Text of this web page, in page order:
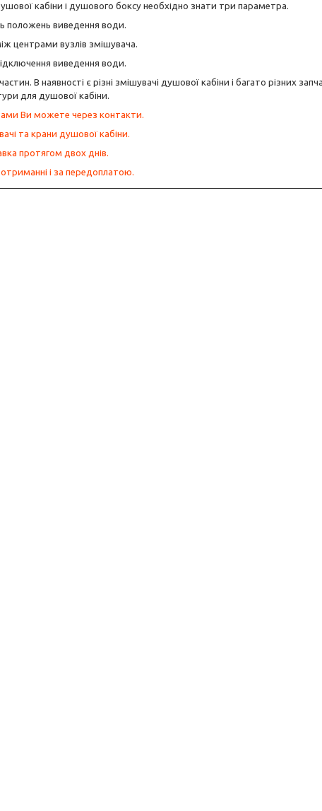
кабіни і душового боксу необхідно знати три параметра.
положень виведення води.
центрами вузлів змішувача.
виведення води.
В наявності є різні змішувачі душової кабіни і багато різних
для душової кабіни.
Ви можете через контакти.
та крани душової кабіни.
протягом двох днів.
і за передоплатою.